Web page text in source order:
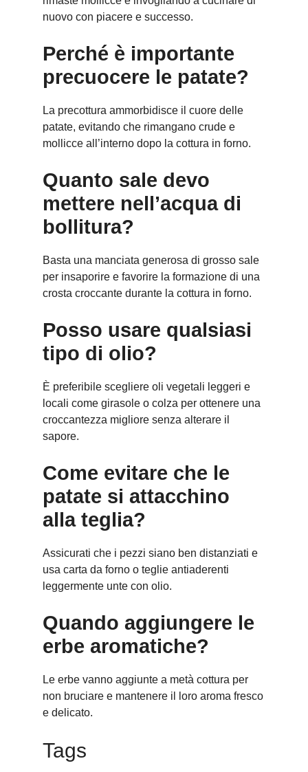
nuovo con piacere e successo.
Perché è importante
precuocere le patate?
La precottura ammorbidisce il cuore delle
patate, evitando che rimangano crude e
mollicce all’interno dopo la cottura in forno.
Quanto sale devo
mettere nell’acqua di
bollitura?
Basta una manciata generosa di grosso sale
per insaporire e favorire la formazione di una
crosta croccante durante la cottura in forno.
Posso usare qualsiasi
tipo di olio?
È preferibile scegliere oli vegetali leggeri e
locali come girasole o colza per ottenere una
croccantezza migliore senza alterare il
sapore.
Come evitare che le
patate si attacchino
alla teglia?
Assicurati che i pezzi siano ben distanziati e
usa carta da forno o teglie antiaderenti
leggermente unte con olio.
Quando aggiungere le
erbe aromatiche?
Le erbe vanno aggiunte a metà cottura per
non bruciare e mantenere il loro aroma fresco
e delicato.
Tags